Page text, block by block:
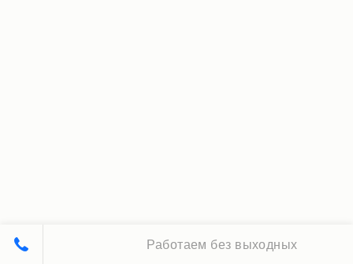
Работаем без выходных